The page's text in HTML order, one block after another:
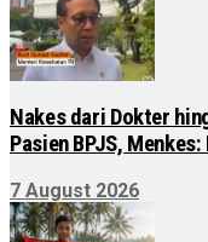
Nakes dari Dokter
Pasien BPJS,
7 August 2026